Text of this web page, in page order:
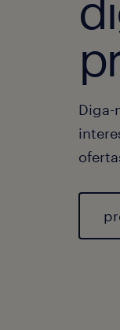
Diga-